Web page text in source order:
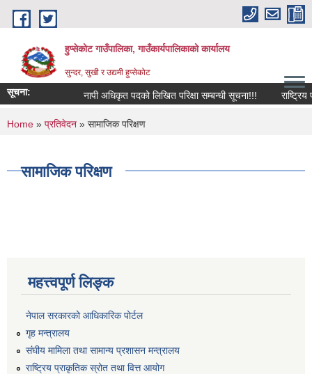
Skip to main content
हुप्सेकोट गाउँपालिका, गाउँकार्यपालिकाको कार्यालय
सुन्दर, सुखी र उद्यमी हुप्सेकोट
सूचना: नापी अधिकृत पदको लिखित परिक्षा सम्बन्धी सूचना!!! राष्‍ट्रिय
You are here
Home » प्रतिवेदन » सामाजिक परिक्षण
सामाजिक परिक्षण
महत्त्वपूर्ण लिङ्क
नेपाल सरकारको आधिकारिक पोर्टल
गृह मन्त्रालय
संघीय मामिला तथा सामान्य प्रशासन मन्त्रालय
राष्ट्रिय प्राकृतिक स्रोत तथा वित्त आयोग